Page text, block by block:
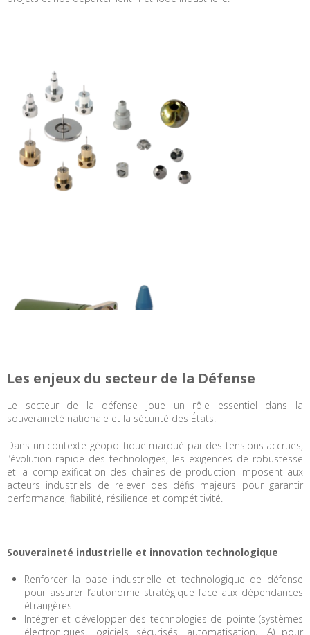
Les enjeux du secteur de la Défense
Le secteur de la défense joue un rôle essentiel dans la
souveraineté nationale et la sécurité des États.
Dans un contexte géopolitique marqué par des tensions accrues,
l’évolution rapide des technologies, les exigences de robustesse
et la complexification des chaînes de production imposent aux
acteurs industriels de relever des défis majeurs pour garantir
performance, fiabilité, résilience et compétitivité.
Souveraineté industrielle et innovation technologique
Renforcer la base industrielle et technologique de défense
pour assurer l’autonomie stratégique face aux dépendances
étrangères.
Intégrer et développer des technologies de pointe (systèmes
électroniques, logiciels sécurisés, automatisation, IA) pour